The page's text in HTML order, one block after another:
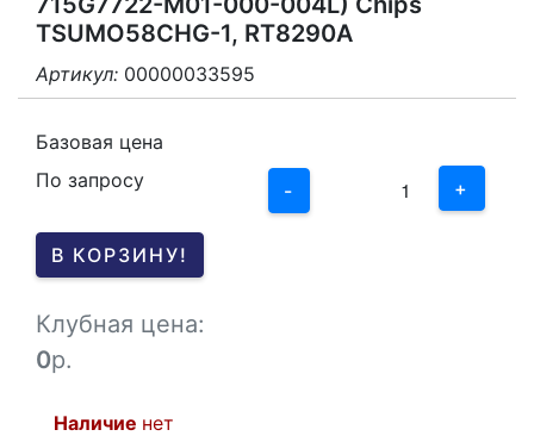
TSUMO58CHG-1, RT8290A
Артикул: 00000033595
Базовая цена
По запросу
-
3
1
+
В КОРЗИНУ!
Клубная цена:
0р.
Наличие нет